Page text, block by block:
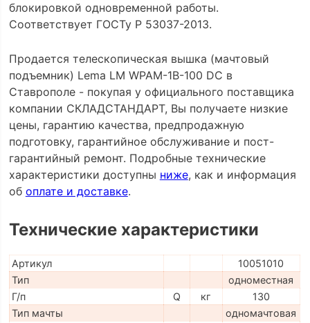
блокировкой одновременной работы.
Соответствует ГОСТу Р 53037-2013.
Продается телескопическая вышка (мачтовый
подъемник) Lema LM WPAM-1B-100 DC в
Ставрополе - покупая у официального поставщика
компании СКЛАДСТАНДАРТ, Вы получаете низкие
цены, гарантию качества, предпродажную
подготовку, гарантийное обслуживание и пост-
гарантийный ремонт. Подробные технические
характеристики доступны ниже, как и информация
об оплате и доставке.
Технические характеристики
Артикул
10051010
Тип
одноместная
Г/п
Q кг
130
Тип мачты
одномачтовая